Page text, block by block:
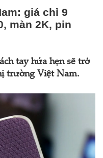
giá chỉ 9
màn 2K, pin
tay hứa hẹn sẽ trở
trường Việt Nam.